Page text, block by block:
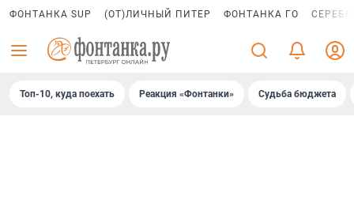
ФОНТАНКА SUP (ОТ)ЛИЧНЫЙ ПИТЕР ФОНТАНКА ГО
Топ-10, куда поехать Реакция «Фонтанки» Судьба бюджета